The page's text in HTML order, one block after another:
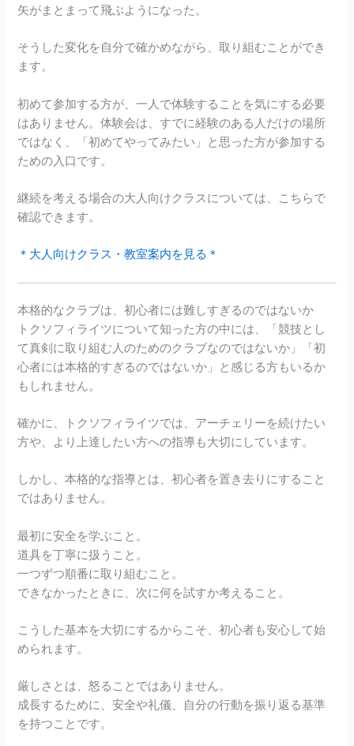
矢がまとまって飛ぶようになった。
そうした変化を自分で確かめながら、取り組むことができ
ます。
初めて参加する方が、一人で体験することを気にする必要
はありません。体験会は、すでに経験のある人だけの場所
ではなく、「初めてやってみたい」と思った方が参加する
ための入口です。
継続を考える場合の大人向けクラスについては、こちらで
確認できます。
＊大人向けクラス・教室案内を見る＊
本格的なクラブは、初心者には難しすぎるのではないか
トクソフィライツについて知った方の中には、「競技とし
て真剣に取り組む人のためのクラブなのではないか」「初
心者には本格的すぎるのではないか」と感じる方もいるか
もしれません。
確かに、トクソフィライツでは、アーチェリーを続けたい
方や、より上達したい方への指導も大切にしています。
しかし、本格的な指導とは、初心者を置き去りにすること
ではありません。
最初に安全を学ぶこと。
道具を丁寧に扱うこと。
一つずつ順番に取り組むこと。
できなかったときに、次に何を試すか考えること。
こうした基本を大切にするからこそ、初心者も安心して始
められます。
厳しさとは、怒ることではありません。
成長するために、安全や礼儀、自分の行動を振り返る基準
を持つことです。